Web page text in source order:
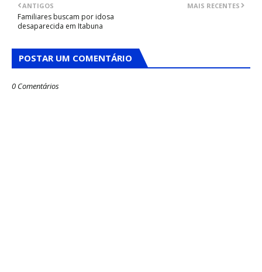
MAIS RECENTES
ANTIGOS
Familiares buscam por idosa
desaparecida em Itabuna
POSTAR UM COMENTÁRIO
0 Comentários